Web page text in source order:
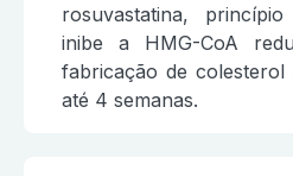
rosuvastatina,
inibe a HMG-CoA
fabricação de colesterol
até 4 semanas.